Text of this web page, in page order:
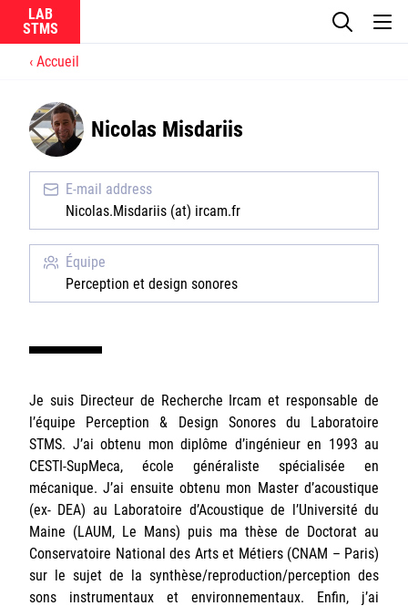
LAB
Ircam
Sorbonne Université
Ministère de la Culture
Rester informé
Offres d'emplois/stages
La recherche
Actualités
Équipes
Accueil
Nicolas Misdariis
E-mail address
Nicolas.Misdariis (at) ircam.fr
Équipe
Perception et design sonores
Je suis Directeur de Recherche Ircam et responsable de
l’équipe Perception & Design Sonores du Laboratoire
STMS. J’ai obtenu mon diplôme d’ingénieur en 1993 au
CESTI-SupMeca, école généraliste spécialisée en
mécanique. J’ai ensuite obtenu mon Master d’acoustique
(ex- DEA) au Laboratoire d’Acoustique de l’Université du
Maine (LAUM, Le Mans) puis ma thèse de Doctorat au
Conservatoire National des Arts et Métiers (CNAM – Paris)
sur le sujet de la synthèse/reproduction/perception des
sons instrumentaux et environnementaux. Enfin, j’ai